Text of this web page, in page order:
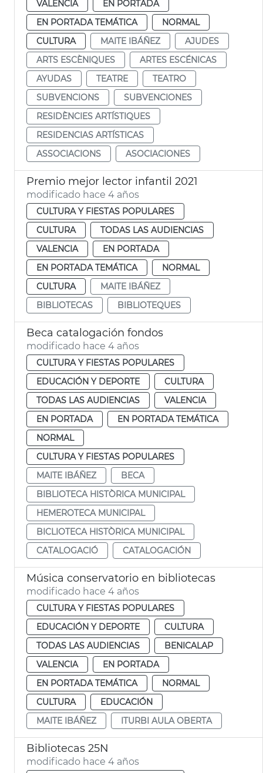
VALENCIA
EN PORTADA
EN PORTADA TEMÁTICA
NORMAL
CULTURA
MAITE IBÁÑEZ
AJUDES
ARTS ESCÈNIQUES
ARTES ESCÉNICAS
AYUDAS
TEATRE
TEATRO
SUBVENCIONS
SUBVENCIONES
RESIDÈNCIES ARTÍSTIQUES
RESIDENCIAS ARTÍSTICAS
ASSOCIACIONS
ASOCIACIONES
Premio mejor lector infantil 2021
modificado hace 4 años
CULTURA Y FIESTAS POPULARES
CULTURA
TODAS LAS AUDIENCIAS
VALENCIA
EN PORTADA
EN PORTADA TEMÁTICA
NORMAL
CULTURA
MAITE IBÁÑEZ
BIBLIOTECAS
BIBLIOTEQUES
Beca catalogación fondos
modificado hace 4 años
CULTURA Y FIESTAS POPULARES
EDUCACIÓN Y DEPORTE
CULTURA
TODAS LAS AUDIENCIAS
VALENCIA
EN PORTADA
EN PORTADA TEMÁTICA
NORMAL
CULTURA Y FIESTAS POPULARES
MAITE IBÁÑEZ
BECA
BIBLIOTECA HISTÒRICA MUNICIPAL
HEMEROTECA MUNICIPAL
BICLIOTECA HISTÒRICA MUNICIPAL
CATALOGACIÓ
CATALOGACIÓN
Música conservatorio en bibliotecas
modificado hace 4 años
CULTURA Y FIESTAS POPULARES
EDUCACIÓN Y DEPORTE
CULTURA
TODAS LAS AUDIENCIAS
BENICALAP
VALENCIA
EN PORTADA
EN PORTADA TEMÁTICA
NORMAL
CULTURA
EDUCACIÓN
MAITE IBÁÑEZ
ITURBI AULA OBERTA
Bibliotecas 25N
modificado hace 4 años